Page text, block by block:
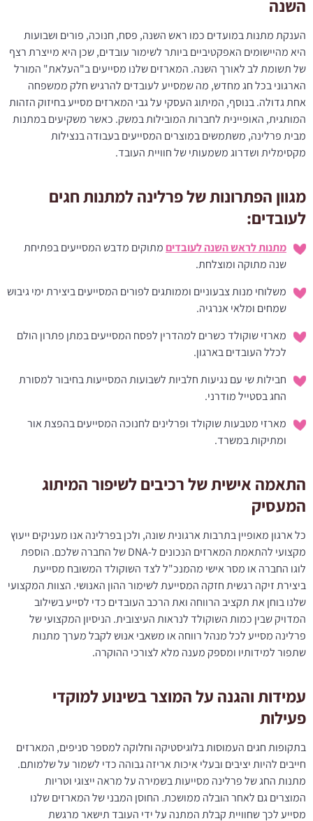
השנה
הענקת מתנות במועדים כמו ראש השנה, פסח, חנוכה, פורים ושבועות
היא מהיישומים האפקטיביים ביותר לשימור עובדים, שכן היא מייצרת רצף
של תשומת לב לאורך השנה. המארזים שלנו מסייעים ב"העלאת" המורל
הארגוני בכל חג מחדש, מה שמסייע לעובדים להרגיש חלק ממשפחה
אחת גדולה. בנוסף, המיתוג העסקי על גבי המארזים מסייע בחיזוק הזהות
המותגית, האופיינית לחברות המובילות במשק. כאשר משקיעים במתנות
מבית פרלינה, משתמשים במוצרים המסייעים בעבודה בנצילות
מקסימלית ושדרוג משמעותי של חוויית העובד.
מגוון הפתרונות של פרלינה למתנות חגים
לעובדים:
מתנות לראש השנה לעובדיםמתוקים מדבש המסייעים בפתיחת
שנה מתוקה ומוצלחת.
משלוחי מנות צבעוניים וממותגים לפורים המסייעים ביצירת ימי גיבוש
שמחים ומלאי אנרגיה.
מארזי שוקולד כשרים למהדרין לפסח המסייעים במתן פתרון הולם
לכלל העובדים בארגון.
חבילות שי עם נגיעות חלביות לשבועות המסייעות בחיבור למסורת
החג בסטייל מודרני.
מארזי מטבעות שוקולד ופרלינים לחנוכה המסייעים בהפצת אור
ומתיקות במשרד.
התאמה אישית של רכיבים לשיפור המיתוג
המעסיק
כל ארגון מאופיין בתרבות ארגונית שונה, ולכן בפרלינה אנו מעניקים ייעוץ
מקצועי להתאמת המארזים הנכונים ל-DNA של החברה שלכם. הוספת
לוגו החברה או מסר אישי מהמנכ"ל לצד השוקולד המשובח מסייעת
ביצירת זיקה רגשית חזקה המסייעת לשימור ההון האנושי. הצוות המקצועי
שלנו בוחן את תקציב הרווחה ואת הרכב העובדים כדי לסייע בשילוב
המדויק שבין כמות השוקולד לנראות העיצובית. הניסיון המקצועי של
פרלינה מסייע לכל מנהל רווחה או משאבי אנוש לקבל מערך מתנות
שתפור למידותיו ומספק מענה מלא לצורכי ההוקרה.
עמידות והגנה על המוצר בשינוע למוקדי
פעילות
בתקופות חגים העמוסות בלוגיסטיקה וחלוקה למספר סניפים, המארזים
חייבים להיות יציבים ובעלי איכות אריזה גבוהה כדי לשמור על שלמותם.
מתנות החג של פרלינה מסייעות בשמירה על מראה ייצוגי וטריות
המוצרים גם לאחר הובלה ממושכת. החוסן המבני של המארזים שלנו
מסייע לכך שחוויית קבלת המתנה על ידי העובד תישאר מרגשת